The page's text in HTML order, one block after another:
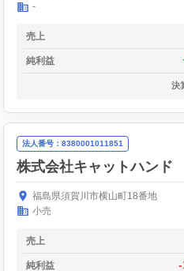
-
売上
純利益
決
法人番号：8380001011851
株式会社キャットハンド
福島県須賀川市横山町18番地
小売
売上
純利益 -